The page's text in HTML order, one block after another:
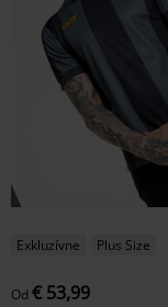
Exkluzívne Plus Size
Od € 53,99